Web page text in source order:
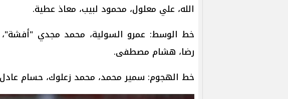
الله، علي معلول، محمود لبيب، معاذ عطية.
خط الوسط: عمرو السولية، محمد مجدي "أفشة"،
رضا، هشام مصطفى.
خط الهجوم: سمير محمد، محمد زعلوك، حسام